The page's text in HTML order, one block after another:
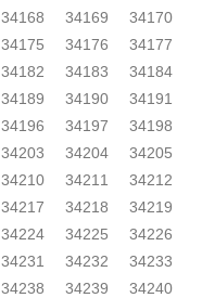
34168 34169
34170
34175 34176
34177
34182 34183
34184
34189 34190
34191
34196 34197
34198
34203 34204
34205
34210 34211
34212
34217 34218
34219
34224 34225
34226
34231 34232
34233
34238 34239
34240